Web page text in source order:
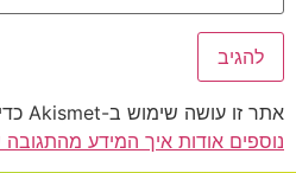
אתר זו עושה שימוש ב-Akismet כדי לסנן תגובות זבל.
נוספים אודות איך המידע מהתגובה